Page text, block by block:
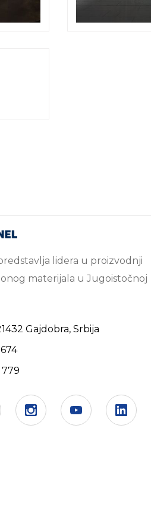
lidera u proizvodnji
materijala u Jugoistočnoj
Gajdobra, Srbija
779